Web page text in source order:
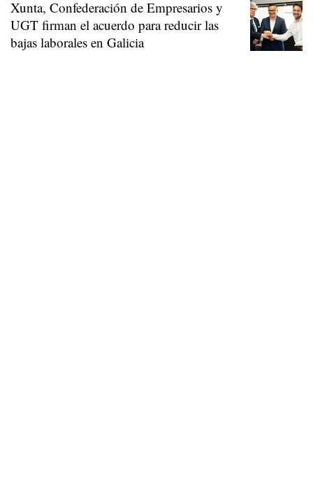
Xunta, Confederación de Empresarios y
UGT firman el acuerdo para reducir las
bajas laborales en Galicia